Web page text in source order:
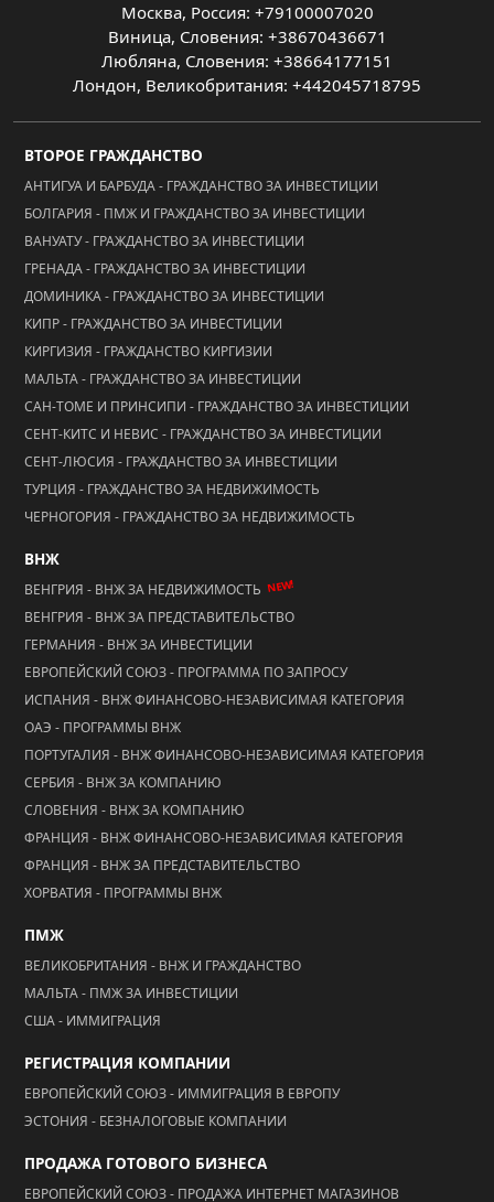
Москва, Россия: +79100007020
Виница, Словения: +38670436671
Любляна, Словения: +38664177151
Лондон, Великобритания: +442045718795
ВТОРОЕ ГРАЖДАНСТВО
АНТИГУА И БАРБУДА - ГРАЖДАНСТВО ЗА ИНВЕСТИЦИИ
БОЛГАРИЯ - ПМЖ И ГРАЖДАНСТВО ЗА ИНВЕСТИЦИИ
ВАНУАТУ - ГРАЖДАНСТВО ЗА ИНВЕСТИЦИИ
ГРЕНАДА - ГРАЖДАНСТВО ЗА ИНВЕСТИЦИИ
ДОМИНИКА - ГРАЖДАНСТВО ЗА ИНВЕСТИЦИИ
КИПР - ГРАЖДАНСТВО ЗА ИНВЕСТИЦИИ
КИРГИЗИЯ - ГРАЖДАНСТВО КИРГИЗИИ
МАЛЬТА - ГРАЖДАНСТВО ЗА ИНВЕСТИЦИИ
САН-ТОМЕ И ПРИНСИПИ - ГРАЖДАНСТВО ЗА ИНВЕСТИЦИИ
СЕНТ-КИТС И НЕВИС - ГРАЖДАНСТВО ЗА ИНВЕСТИЦИИ
СЕНТ-ЛЮСИЯ - ГРАЖДАНСТВО ЗА ИНВЕСТИЦИИ
ТУРЦИЯ - ГРАЖДАНСТВО ЗА НЕДВИЖИМОСТЬ
ЧЕРНОГОРИЯ - ГРАЖДАНСТВО ЗА НЕДВИЖИМОСТЬ
ВНЖ
ВЕНГРИЯ - ВНЖ ЗА НЕДВИЖИМОСТЬ NEW!
ВЕНГРИЯ - ВНЖ ЗА ПРЕДСТАВИТЕЛЬСТВО
ГЕРМАНИЯ - ВНЖ ЗА ИНВЕСТИЦИИ
ЕВРОПЕЙСКИЙ СОЮЗ - ПРОГРАММА ПО ЗАПРОСУ
ИСПАНИЯ - ВНЖ ФИНАНСОВО-НЕЗАВИСИМАЯ КАТЕГОРИЯ
ОАЭ - ПРОГРАММЫ ВНЖ
ПОРТУГАЛИЯ - ВНЖ ФИНАНСОВО-НЕЗАВИСИМАЯ КАТЕГОРИЯ
СЕРБИЯ - ВНЖ ЗА КОМПАНИЮ
СЛОВЕНИЯ - ВНЖ ЗА КОМПАНИЮ
ФРАНЦИЯ - ВНЖ ФИНАНСОВО-НЕЗАВИСИМАЯ КАТЕГОРИЯ
ФРАНЦИЯ - ВНЖ ЗА ПРЕДСТАВИТЕЛЬСТВО
ХОРВАТИЯ - ПРОГРАММЫ ВНЖ
ПМЖ
ВЕЛИКОБРИТАНИЯ - ВНЖ И ГРАЖДАНСТВО
МАЛЬТА - ПМЖ ЗА ИНВЕСТИЦИИ
США - ИММИГРАЦИЯ
РЕГИСТРАЦИЯ КОМПАНИИ
ЕВРОПЕЙСКИЙ СОЮЗ - ИММИГРАЦИЯ В ЕВРОПУ
ЭСТОНИЯ - БЕЗНАЛОГОВЫЕ КОМПАНИИ
ПРОДАЖА ГОТОВОГО БИЗНЕСА
ЕВРОПЕЙСКИЙ СОЮЗ - ПРОДАЖА ИНТЕРНЕТ МАГАЗИНОВ